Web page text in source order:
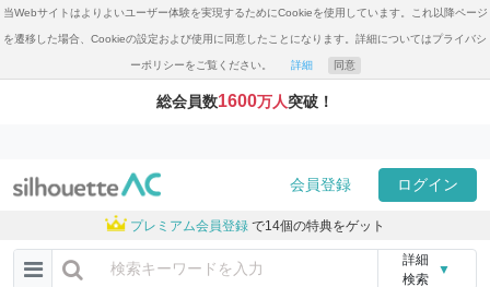
当Webサイトはよりよいユーザー体験を実現するためにCookieを使用しています。これ以降ページ
を遷移した場合、Cookieの設定および使用に同意したことになります。詳細についてはプライバシ
ーポリシーをご覧ください。 詳細 同意
総会員数1600万人突破！
会員登録 ログイン
プレミアム会員登録 で14個の特典をゲット
詳細
検索
▼